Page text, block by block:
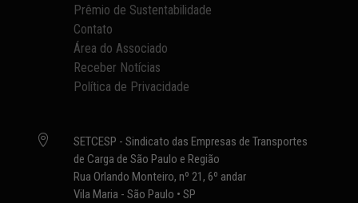
Prêmio de Sustentabilidade
Contato
Área do Associado
Receber Notícias
Política de Privacidade

SETCESP - Sindicato das Empresas de Transportes
de Carga de São Paulo e Região
Rua Orlando Monteiro, nº 21, 6º andar
Vila Maria - São Paulo • SP